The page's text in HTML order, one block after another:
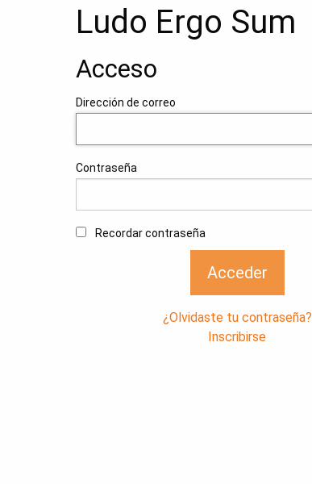
Ludo Ergo Sum
Acceso
Dirección de correo
Contraseña
Recordar contraseña
Acceder
¿Olvidaste tu contraseña?
Inscribirse